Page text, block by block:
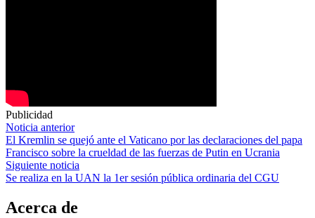
Publicidad
Navegación
de
entradas
Noticia anterior
El Kremlin se quejó ante el Vaticano por las declaraciones del papa
Francisco sobre la crueldad de las fuerzas de Putin en Ucrania
Siguiente noticia
Se realiza en la UAN la 1er sesión pública ordinaria del CGU
Acerca de